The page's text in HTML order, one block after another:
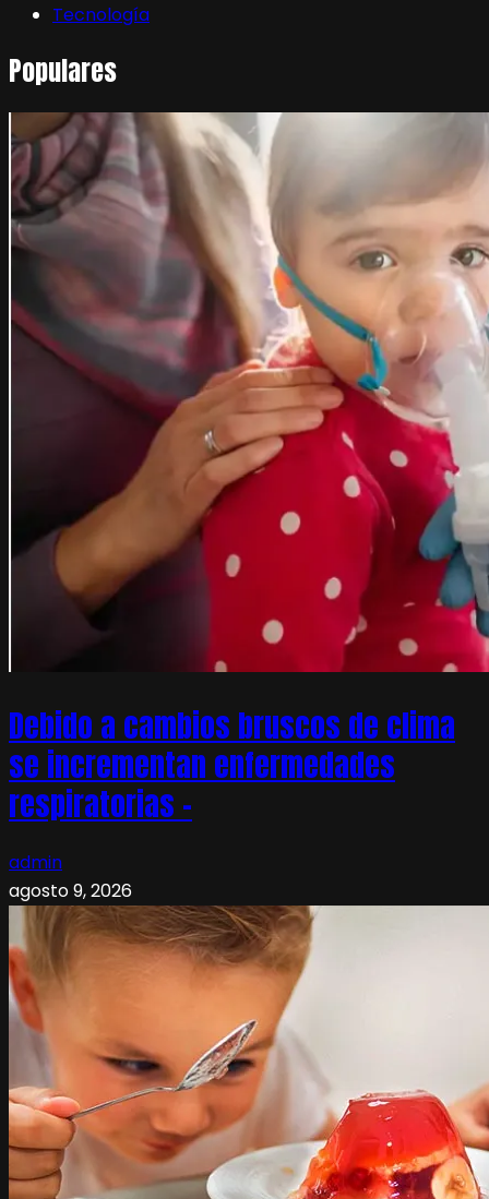
Tecnología
Populares
Debido a cambios bruscos de clima
se incrementan enfermedades
respiratorias –
admin
agosto 9, 2026